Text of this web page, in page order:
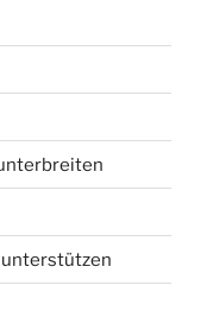
unterstützen